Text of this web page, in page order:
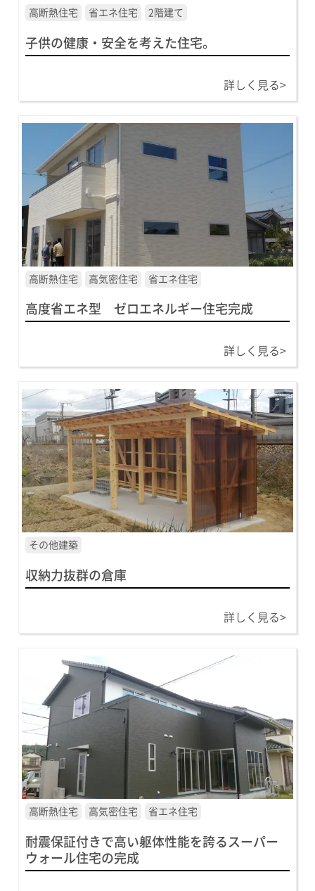
高断熱住宅 省エネ住宅 2階建て
子供の健康・安全を考えた住宅。
詳しく見る>
高断熱住宅 高気密住宅 省エネ住宅
高度省エネ型 ゼロエネルギー住宅完成
詳しく見る>
その他建築
収納力抜群の倉庫
詳しく見る>
高断熱住宅 高気密住宅 省エネ住宅
耐震保証付きで高い躯体性能を誇るスーパー
ウォール住宅の完成